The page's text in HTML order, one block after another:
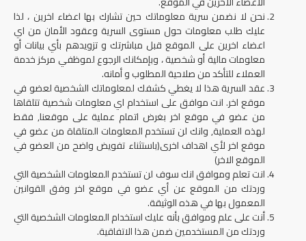
نحن لا نضمن سرية معلوماتك حين تشارك بها اعضاء اخرين ، لذا
عليك طلب معلومات حول مستوى السرية وعقود الأمان من اي
اعضاء اخرين على الموقع قبل مباشرتك و تزويدهم بأي بيانات أو
معلومات مالية أو شخصية ، وبإمكانك الرجوع لموظفي مركز خدمة
العملاء للتأكد من صلاحية المطلوب و أمانه.
عقد السرية هذا لا يغطي كشفك لمعلوماتك الشخصية لعضو في
موقع اخر. انت موافق على استخدام اي معلومات شخصية تتلقاها
من عضو في موقع اخر بغرض اتمام عملية على موقعنا, فقط
لهذه العملية, وانك لن تستخدم المعلومات المتلقاة من عضو في
موقع اخر لأي اهداف اخرى(باستثناء تفويض واضح من العضو في
الموقع الاخر)
انت تعلم وموافق انك سوف لن تستخدم المعلومات الشخصية التي
وردتك من الموقع عن أي عضو في موقع اخر وفق القوانين
المعمول بها في هذه الوثيقة.
أنت على علم وموافق بأنه عليك استخدام المعلومات الشخصية التي
وردتك من المستخدمين ضمن هذا الاتفاقية.